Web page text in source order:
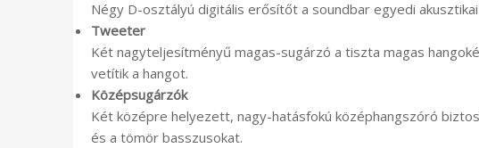
Négy D-osztályú digitális erősítőt a soundbar egyedi
Tweeter
Két nagyteljesítményű magas-sugárzó a tiszta magas
vetítik a hangot.
Középsugárzók
Két középre helyezett, nagy-hatásfokú középhangszóró
és a tömör basszusokat.